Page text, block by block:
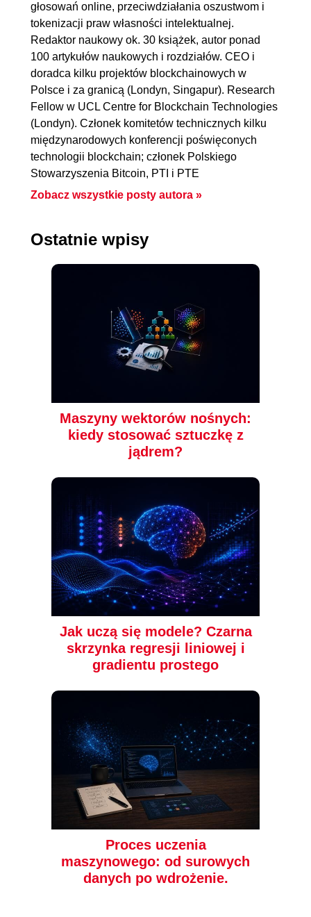
głosowań online, przeciwdziałania oszustwom i
tokenizacji praw własności intelektualnej.
Redaktor naukowy ok. 30 książek, autor ponad
100 artykułów naukowych i rozdziałów. CEO i
doradca kilku projektów blockchainowych w
Polsce i za granicą (Londyn, Singapur). Research
Fellow w UCL Centre for Blockchain Technologies
(Londyn). Członek komitetów technicznych kilku
międzynarodowych konferencji poświęconych
technologii blockchain; członek Polskiego
Stowarzyszenia Bitcoin, PTI i PTE
Zobacz wszystkie posty autora »
Ostatnie wpisy
Maszyny wektorów nośnych:
kiedy stosować sztuczkę z
jądrem?
Jak uczą się modele? Czarna
skrzynka regresji liniowej i
gradientu prostego
Proces uczenia
maszynowego: od surowych
danych po wdrożenie.